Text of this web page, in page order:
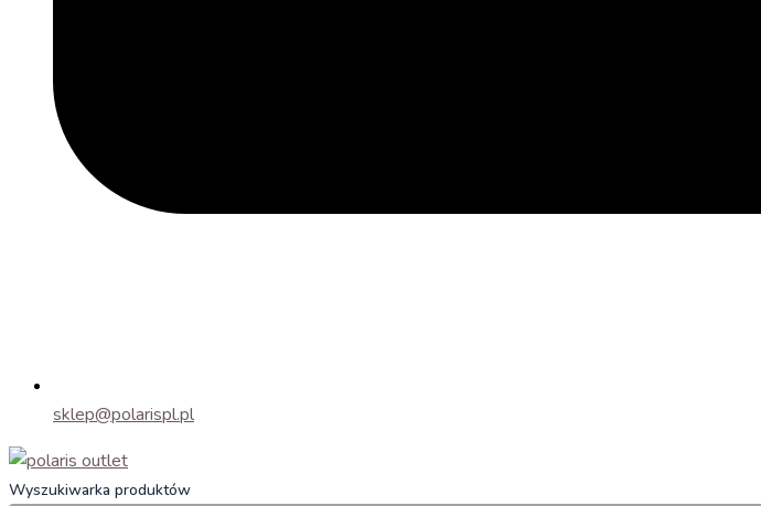
sklep@polarispl.pl
Wyszukiwarka produktów